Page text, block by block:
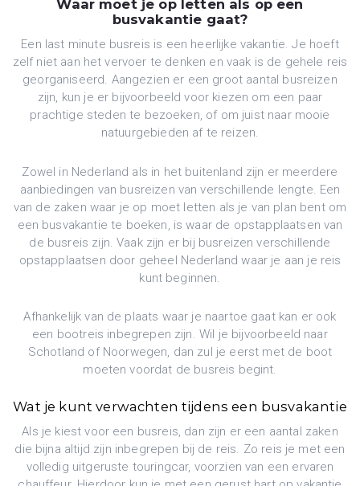
Waar moet je op letten als op een
busvakantie gaat?
Een last minute busreis is een heerlijke vakantie. Je hoeft
zelf niet aan het vervoer te denken en vaak is de gehele reis
georganiseerd. Aangezien er een groot aantal busreizen
zijn, kun je er bijvoorbeeld voor kiezen om een paar
prachtige steden te bezoeken, of om juist naar mooie
natuurgebieden af te reizen.
Zowel in Nederland als in het buitenland zijn er meerdere
aanbiedingen van busreizen van verschillende lengte. Een
van de zaken waar je op moet letten als je van plan bent om
een busvakantie te boeken, is waar de opstapplaatsen van
de busreis zijn. Vaak zijn er bij busreizen verschillende
opstapplaatsen door geheel Nederland waar je aan je reis
kunt beginnen.
Afhankelijk van de plaats waar je naartoe gaat kan er ook
een bootreis inbegrepen zijn. Wil je bijvoorbeeld naar
Schotland of Noorwegen, dan zul je eerst met de boot
moeten voordat de busreis begint.
Wat je kunt verwachten tijdens een busvakantie
Als je kiest voor een busreis, dan zijn er een aantal zaken
die bijna altijd zijn inbegrepen bij de reis. Zo reis je met een
volledig uitgeruste touringcar, voorzien van een ervaren